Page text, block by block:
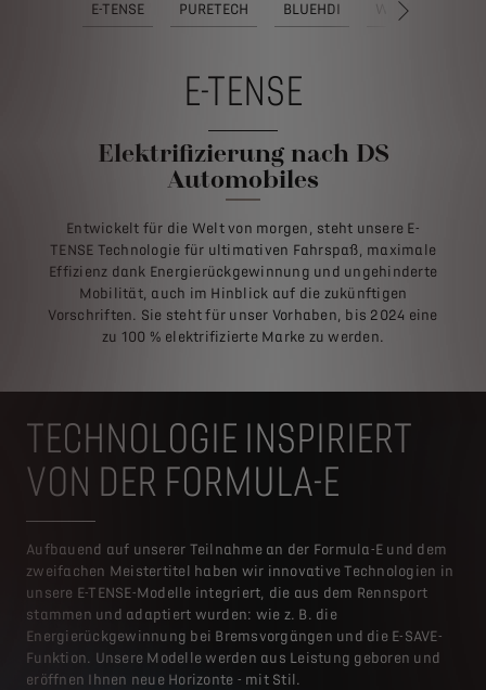
E-TENSE PURETECH BLUEHDI WLTPNÄCHSTES
E-TENSE
Elektrifizierung nach DS
Automobiles
Entwickelt für die Welt von morgen, steht unsere E-
TENSE Technologie für ultimativen Fahrspaß, maximale
Effizienz dank Energierückgewinnung und ungehinderte
Mobilität, auch im Hinblick auf die zukünftigen
Vorschriften. Sie steht für unser Vorhaben, bis 2024 eine
zu 100 % elektrifizierte Marke zu werden.
TECHNOLOGIE INSPIRIERT
VON DER FORMULA-E
Aufbauend auf unserer Teilnahme an der Formula-E und dem
zweifachen Meistertitel haben wir innovative Technologien in
unsere E-TENSE-Modelle integriert, die aus dem Rennsport
stammen und adaptiert wurden: wie z. B. die
Energierückgewinnung bei Bremsvorgängen und die E-SAVE-
Funktion. Unsere Modelle werden aus Leistung geboren und
eröffnen Ihnen neue Horizonte - mit Stil.